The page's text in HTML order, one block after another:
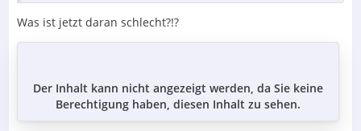
Was ist jetzt daran schlecht?!?
Der Inhalt kann nicht angezeigt werden, da Sie keine
Berechtigung haben, diesen Inhalt zu sehen.